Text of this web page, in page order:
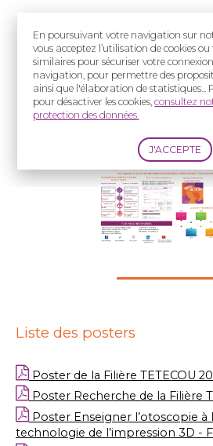
En poursuivant votre navigation sur
vous acceptez l’utilisation de cookies
similaires pour sécuriser votre
navigation, pour permettre des
ainsi que l'élaboration de statistiques...
pour désactiver les cookies,consultez
protection des données.
Liste des posters
Poster de la Filière TETECOU
Poster Recherche de la Filière
Poster Enseigner l’otoscopie à
technologie de l’impression 3D -